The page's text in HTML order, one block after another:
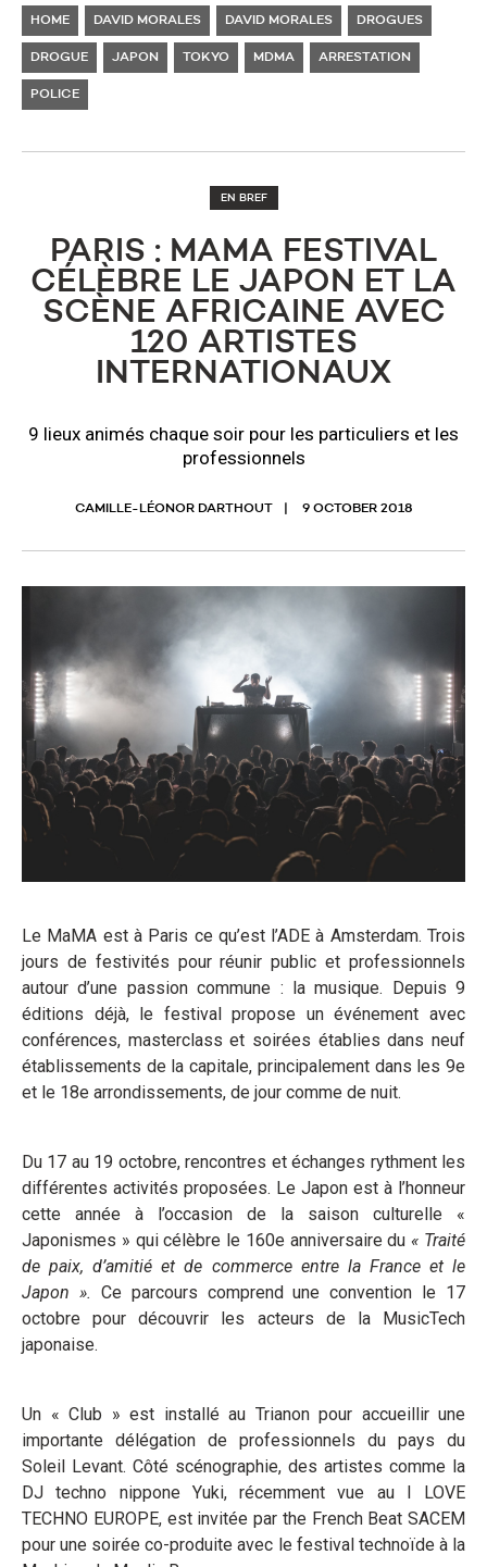
HOME DAVID MORALES DAVID MORALES DROGUES
DROGUE JAPON TOKYO MDMA ARRESTATION
POLICE
EN BREF
PARIS : MAMA FESTIVAL
CÉLÈBRE LE JAPON ET LA
SCÈNE AFRICAINE AVEC
120 ARTISTES
INTERNATIONAUX
9 lieux animés chaque soir pour les particuliers et les
professionnels
CAMILLE-LÉONOR DARTHOUT 9 OCTOBER 2018
Le MaMA est à Paris ce qu’est l’ADE à Amsterdam. Trois
jours de festivités pour réunir public et professionnels
autour d’une passion commune : la musique. Depuis 9
éditions déjà, le festival propose un événement avec
conférences, masterclass et soirées établies dans neuf
établissements de la capitale, principalement dans les 9e
et le 18e arrondissements, de jour comme de nuit.
Du 17 au 19 octobre, rencontres et échanges rythment les
différentes activités proposées. Le Japon est à l’honneur
cette année à l’occasion de la saison culturelle «
Japonismes » qui célèbre le 160e anniversaire du « Traité
de paix, d’amitié et de commerce entre la France et le
Japon ». Ce parcours comprend une convention le 17
octobre pour découvrir les acteurs de la MusicTech
japonaise.
Un « Club » est installé au Trianon pour accueillir une
importante délégation de professionnels du pays du
Soleil Levant. Côté scénographie, des artistes comme la
DJ techno nippone Yuki, récemment vue au I LOVE
TECHNO EUROPE, est invitée par the French Beat SACEM
pour une soirée co-produite avec le festival technoïde à la